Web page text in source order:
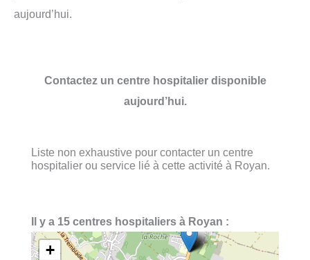
aujourd’hui.
Contactez un centre hospitalier disponible
aujourd’hui.
Liste non exhaustive pour contacter un centre
hospitalier ou service lié à cette activité à Royan.
Il y a 15 centres hospitaliers à Royan :
+